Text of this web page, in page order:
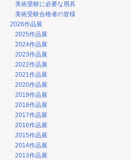
美術受験に必要な用具
美術受験合格者の皆様
2026作品展
2025作品展
2024作品展
2023作品展
2022作品展
2021作品展
2020作品展
2019作品展
2018作品展
2017作品展
2016作品展
2015作品展
2014作品展
2013作品展